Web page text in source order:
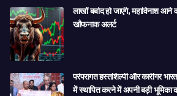
लाखों बर्बाद हो जाएंगे, महाविनाश आने
खौफनाक अलर्ट
परंपरागत हस्तशिल्पी और कारीगर
में स्थापित करने में अपनी बड़ी भूमिका